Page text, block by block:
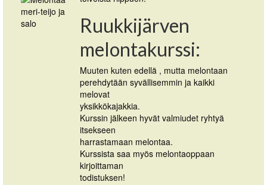
Ruukkijärven
melontakurssi:
Muuten kuten edellä , mutta melontaan
perehdytään syvällisemmin ja kaikki
melovat
yksikkökajakkia.
Kurssin jälkeen hyvät valmiudet ryhtyä
itsekseen
harrastamaan melontaa.
Kurssista saa myös melontaoppaan
kirjoittaman
todistuksen!